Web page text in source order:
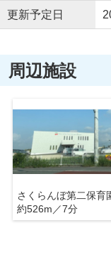
更新予定日
周辺施設
さくらんぼ第二保育
約526m／7分